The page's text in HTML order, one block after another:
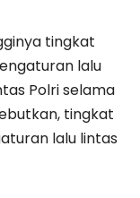
tingkat
lalu
Polri selama
tingkat
lalu lintas